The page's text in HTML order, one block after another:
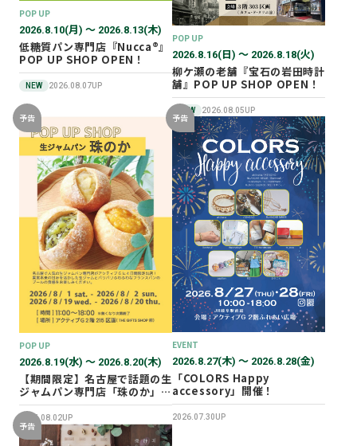
POP UP
2026.8.10(月) 〜 2026.8.13(木)
低糖質パン専門店『Nucca®』
POP UP SHOP OPEN！
NEW 2026.08.07UP
POP UP
2026.8.16(日) 〜 2026.8.18(火)
柳ケ瀬の老舗『宝石の岩田時計
舗』POP UP SHOP OPEN！
NEW 2026.08.05UP
予告
POP UP
2026.8.19(水) 〜 2026.8.20(木)
【期間限定】名古屋で話題の生
ジャムパン専門店「珠のか」
POP UP SHOP
2026.08.02UP
予告
EVENT
2026.8.27(木) 〜 2026.8.28(金)
「COLORS Happy
accessory」開催！
2026.07.30UP
予告